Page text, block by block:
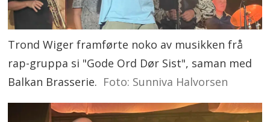
Trond Wiger framførte noko av musikken frå
rap-gruppa si "Gode Ord Dør Sist", saman med
Balkan Brasserie. Foto: Sunniva Halvorsen